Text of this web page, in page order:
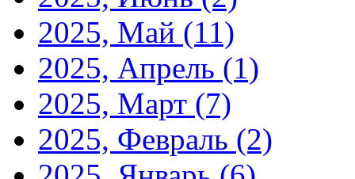
2025, Май (11)
2025, Апрель (1)
2025, Март (7)
2025, Февраль (2)